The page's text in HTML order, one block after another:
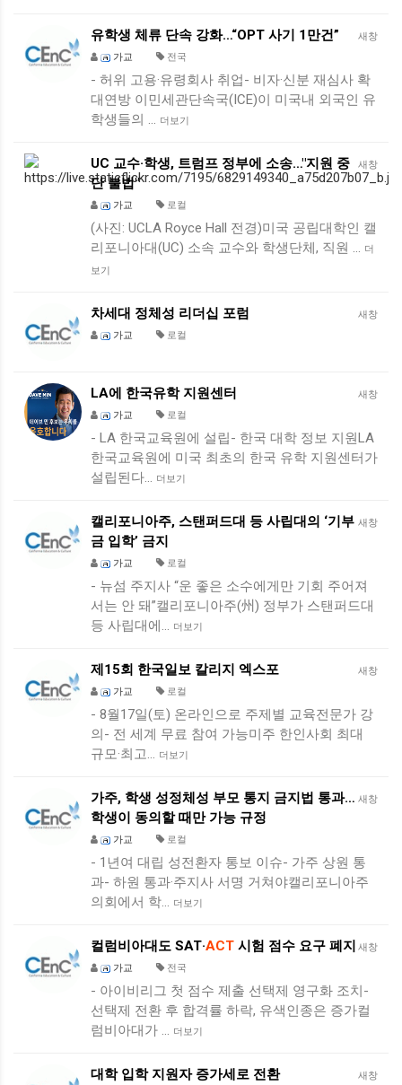
새창
유학생 체류 단속 강화…“OPT 사기 1만건”
가교 전국
- 허위 고용·유령회사 취업- 비자·신분 재심사 확
대연방 이민세관단속국(ICE)이 미국내 외국인 유
학생들의 … 더보기
새창
UC 교수·학생, 트럼프 정부에 소송…"지원 중
단 불법"
가교 로컬
(사진: UCLA Royce Hall 전경)미국 공립대학인 캘
리포니아대(UC) 소속 교수와 학생단체, 직원 … 더
보기
새창
차세대 정체성 리더십 포럼
가교 로컬
새창
LA에 한국유학 지원센터
가교 로컬
- LA 한국교육원에 설립- 한국 대학 정보 지원LA
한국교육원에 미국 최초의 한국 유학 지원센터가
설립된다… 더보기
새창
캘리포니아주, 스탠퍼드대 등 사립대의 ‘기부
금 입학’ 금지
가교 로컬
- 뉴섬 주지사 “운 좋은 소수에게만 기회 주어져
서는 안 돼”캘리포니아주(州) 정부가 스탠퍼드대
등 사립대에… 더보기
새창
제15회 한국일보 칼리지 엑스포
가교 로컬
- 8월17일(토) 온라인으로 주제별 교육전문가 강
의- 전 세계 무료 참여 가능미주 한인사회 최대
규모·최고… 더보기
새창
가주, 학생 성정체성 부모 통지 금지법 통과…
학생이 동의할 때만 가능 규정
가교 로컬
- 1년여 대립 성전환자 통보 이슈- 가주 상원 통
과- 하원 통과·주지사 서명 거쳐야캘리포니아주
의회에서 학… 더보기
새창
컬럼비아대도 SAT·ACT 시험 점수 요구 폐지
가교 전국
- 아이비리그 첫 점수 제출 선택제 영구화 조치-
선택제 전환 후 합격률 하락, 유색인종은 증가컬
럼비아대가 … 더보기
새창
대학 입학 지원자 증가세로 전환